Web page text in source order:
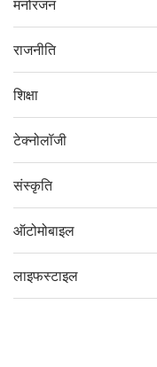
मनोरंजन
राजनीति
शिक्षा
टेक्नोलॉजी
संस्कृति
ऑटोमोबाइल
लाइफस्टाइल